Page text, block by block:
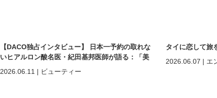
【DACO独占インタビュー】 日本一予約の取れな
いヒアルロン酸名医・紀田基邦医師が語る：「美
しくなる」だけではない。 “自分を好きになる”た
めの美容医療
2026.06.11 | ビューティー
タイに恋して旅
2026.06.07 | エ